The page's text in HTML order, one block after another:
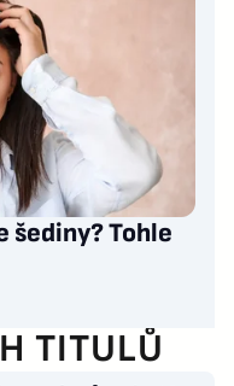
šediny? Tohle
TITULŮ